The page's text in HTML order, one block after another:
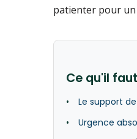
patienter pour
Ce qu'il
Le support
Urgence